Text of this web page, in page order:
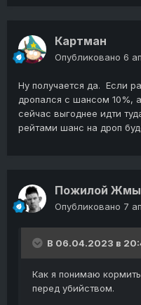
Картман
Опубликовано 6
Ну получается да. Если
дропался с шансом 10%,
сейчас выгоднее идти
рейтами шанс на дроп
Пожилой
Опубликовано 7
В 06.04.2023 в
Как я понимаю
перед убийством.